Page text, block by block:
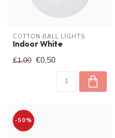
COTTON BALL LIGHTS
Indoor White
€1,00 €0,50
-50%